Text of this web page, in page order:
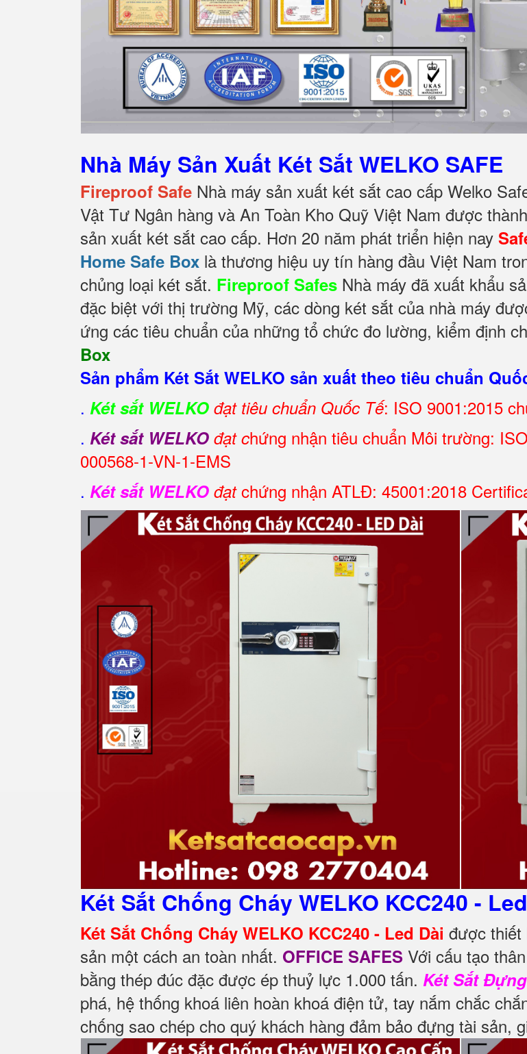
Nhà Máy Sản Xuất Két Sắt WELKO SAFE
Fireproof Safe Nhà máy sản xuất két sắt cao cấp Welko
Vật Tư Ngân hàng và An Toàn Kho Quỹ Việt Nam được
sản xuất két sắt cao cấp. Hơn 20 năm phát triển hiện nay
Home Safe Box là thương hiệu uy tín hàng đầu Việt Nam
chủng loại két sắt. Fireproof Safes Nhà máy đã xuất khẩu
đặc biệt với thị trường Mỹ, các dòng két sắt của nhà máy
ứng các tiêu chuẩn của những tổ chức đo lường, kiểm định
Box
Sản phẩm Két Sắt WELKO sản xuất theo tiêu chuẩn
. Két sắt WELKO đạt tiêu chuẩn Quốc Tế: ISO 9001:2015
. Két sắt WELKO đạt chứng nhận tiêu chuẩn Môi trường:
000568-1-VN-1-EMS
. Két sắt WELKO đạtchứng nhận ATLĐ: 45001:2018
Két Sắt Chống Cháy WELKO KCC240 -
Két Sắt Chống Cháy WELKO KCC240 - Led Dài được thiết
sản một cách an toàn nhất. OFFICE SAFES Với cấu tạo
bằng thép đúc đặc được ép thuỷ lực 1.000 tấn. Két Sắt
phá, hệ thống khoá liên hoàn khoá điện tử, tay nắm chắc
chống sao chép cho quý khách hàng đảm bảo đựng tài sản,